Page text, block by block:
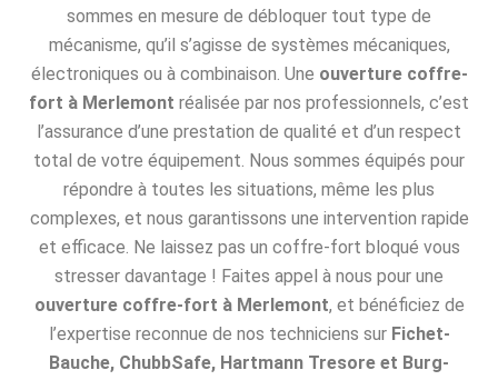
sommes en mesure de débloquer tout type de
mécanisme, qu’il s’agisse de systèmes mécaniques,
électroniques ou à combinaison. Une ouverture coffre-
fort à Merlemont réalisée par nos professionnels, c’est
l’assurance d’une prestation de qualité et d’un respect
total de votre équipement. Nous sommes équipés pour
répondre à toutes les situations, même les plus
complexes, et nous garantissons une intervention rapide
et efficace. Ne laissez pas un coffre-fort bloqué vous
stresser davantage ! Faites appel à nous pour une
ouverture coffre-fort à Merlemont, et bénéficiez de
l’expertise reconnue de nos techniciens sur Fichet-
Bauche, ChubbSafe, Hartmann Tresore et Burg-